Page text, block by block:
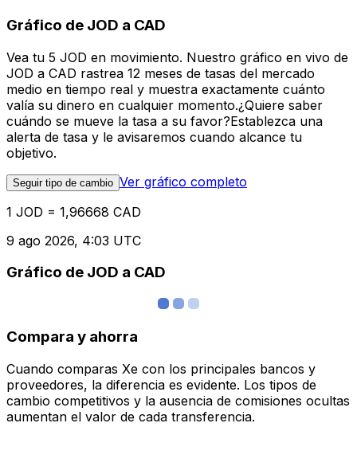
Gráfico de JOD a CAD
Vea tu 5 JOD en movimiento. Nuestro gráfico en vivo de
JOD a CAD rastrea 12 meses de tasas del mercado
medio en tiempo real y muestra exactamente cuánto
valía su dinero en cualquier momento.¿Quiere saber
cuándo se mueve la tasa a su favor?Establezca una
alerta de tasa y le avisaremos cuando alcance tu
objetivo.
Seguir tipo de cambio Ver gráfico completo
1 JOD = 1,96668 CAD
9 ago 2026, 4:03 UTC
Gráfico de JOD a CAD
Compara y ahorra
Cuando comparas Xe con los principales bancos y
proveedores, la diferencia es evidente. Los tipos de
cambio competitivos y la ausencia de comisiones ocultas
aumentan el valor de cada transferencia.